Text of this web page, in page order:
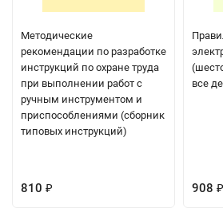
Методические
рекомендации по разработке
инструкций по охране труда
при выполнении работ с
ручным инструментом и
приспособлениями (сборник
типовых инструкций)
810 ₽
все
908 ₽